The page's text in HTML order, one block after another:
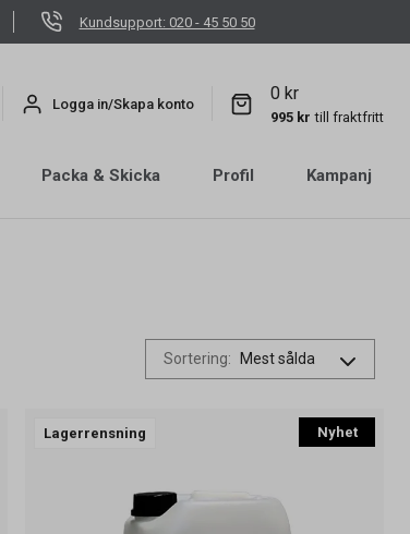
Kundsupport: 020 - 45 50 50
Logga in/Skapa konto
0 kr
995 kr till fraktfritt
Packa & Skicka Profil
Kampanj
Sortering:
Lagerrensning Nyhet